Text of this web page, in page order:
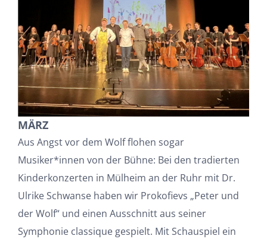
MÄRZ
Aus Angst vor dem Wolf flohen sogar
Musiker*innen von der Bühne: Bei den tradierten
Kinderkonzerten in Mülheim an der Ruhr mit Dr.
Ulrike Schwanse haben wir Prokofievs „Peter und
der Wolf“ und einen Ausschnitt aus seiner
Symphonie classique gespielt. Mit Schauspiel ein